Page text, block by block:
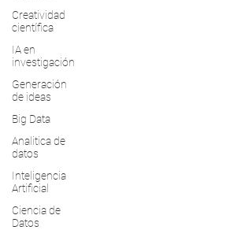
Creatividad
científica
IA en
investigación
Generación
de ideas
Big Data
Analitica de
datos
Inteligencia
Artificial
Ciencia de
Datos